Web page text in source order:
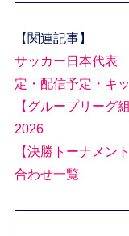
【関連記事】
サッカー日本代表
定・配信予定・キ
【グループリーグ
2026
【決勝トーナメ
合わせ一覧